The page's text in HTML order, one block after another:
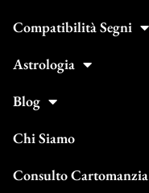
Compatibilità Segni
Astrologia
Blog
Chi Siamo
Consulto Cartomanzia